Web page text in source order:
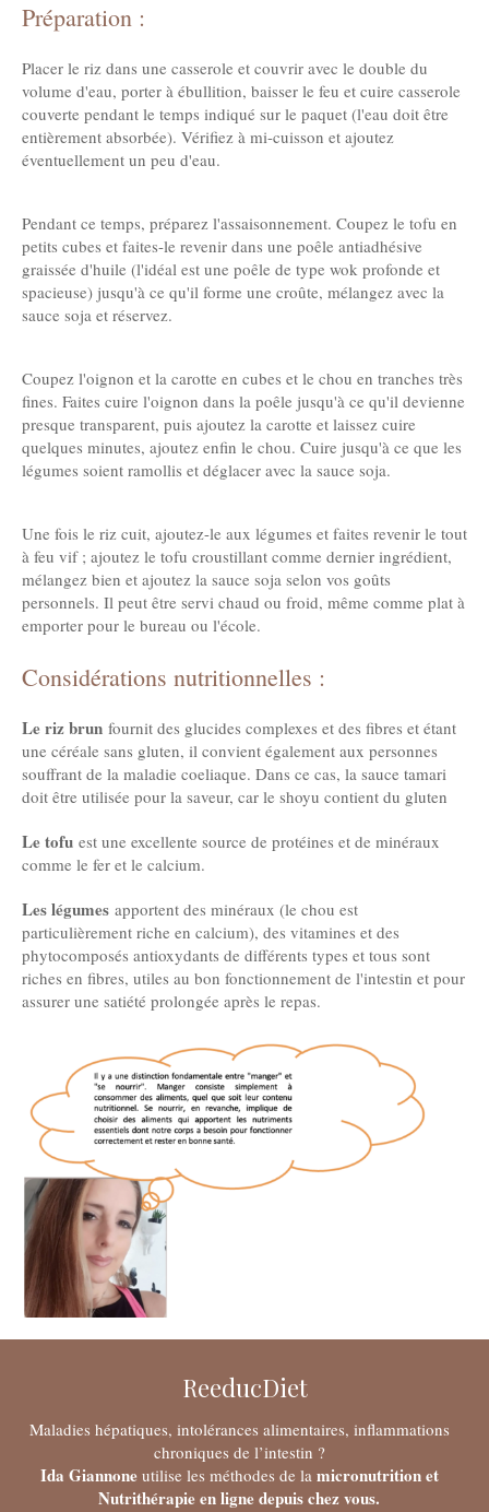
Préparation :
Placer le riz dans une casserole et couvrir avec le double du
volume d'eau, porter à ébullition, baisser le feu et cuire casserole
couverte pendant le temps indiqué sur le paquet (l'eau doit être
entièrement absorbée). Vérifiez à mi-cuisson et ajoutez
éventuellement un peu d'eau.
Pendant ce temps, préparez l'assaisonnement. Coupez le tofu en
petits cubes et faites-le revenir dans une poêle antiadhésive
graissée d'huile (l'idéal est une poêle de type wok profonde et
spacieuse) jusqu'à ce qu'il forme une croûte, mélangez avec la
sauce soja et réservez.
Coupez l'oignon et la carotte en cubes et le chou en tranches très
fines. Faites cuire l'oignon dans la poêle jusqu'à ce qu'il devienne
presque transparent, puis ajoutez la carotte et laissez cuire
quelques minutes, ajoutez enfin le chou. Cuire jusqu'à ce que les
légumes soient ramollis et déglacer avec la sauce soja.
Une fois le riz cuit, ajoutez-le aux légumes et faites revenir le tout
à feu vif ; ajoutez le tofu croustillant comme dernier ingrédient,
mélangez bien et ajoutez la sauce soja selon vos goûts
personnels. Il peut être servi chaud ou froid, même comme plat à
emporter pour le bureau ou l'école.
Considérations nutritionnelles :
Le riz brun fournit des glucides complexes et des fibres et étant
une céréale sans gluten, il convient également aux personnes
souffrant de la maladie coeliaque. Dans ce cas, la sauce tamari
doit être utilisée pour la saveur, car le shoyu contient du gluten
Le tofu est une excellente source de protéines et de minéraux
comme le fer et le calcium.
Les légumes apportent des minéraux (le chou est
particulièrement riche en calcium), des vitamines et des
phytocomposés antioxydants de différents types et tous sont
riches en fibres, utiles au bon fonctionnement de l'intestin et pour
assurer une satiété prolongée après le repas.
ReeducDiet
Maladies hépatiques, intolérances alimentaires, inflammations
chroniques de l’intestin ?
Ida Giannone utilise les méthodes de la micronutrition et
Nutrithérapie en ligne depuis chez vous.